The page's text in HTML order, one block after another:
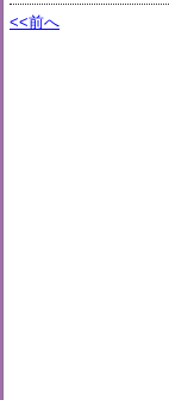
<<前へ